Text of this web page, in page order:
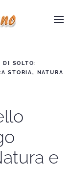
DI SOLTO:
STORIA, NATURA
e